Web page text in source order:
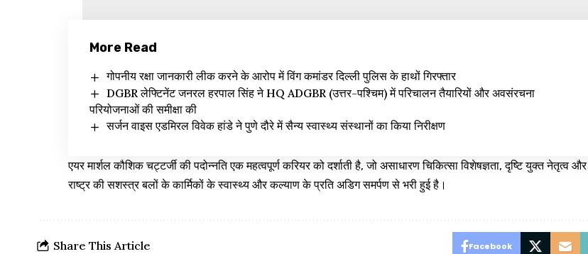
More Read
गोपनीय रक्षा जानकारी लीक करने के आरोप में विंग कमांडर दिल्ली पुलिस के हाथों गिरफ्तार
DGBR लेफ्टिनेंट जनरल हरपाल सिंह ने HQ ADGBR (उत्तर-पश्चिम) में परिचालन तैयारियों और अवसंरचना
परियोजनाओं की समीक्षा की
सर्जन वाइस एडमिरल विवेक हांडे ने पुणे दौरे में सैन्य स्वास्थ्य संस्थानों का किया निरीक्षण
एयर मार्शल कौशिक चट्टर्जी की पदोन्नति एक महत्वपूर्ण करियर को दर्शाती है, जो असाधारण चिकित्सा विशेषज्ञता, दृष्टि युक्त नेतृत्व और
राष्ट्र की सशस्त्र बलों के कार्मिकों के स्वास्थ्य और कल्याण के प्रति अडिग समर्पण से भरी हुई है।
Share This Article Facebook